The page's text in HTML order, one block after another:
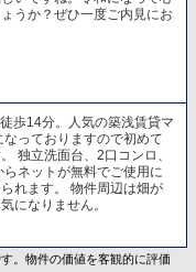
うか？ぜひ一度ご内見にお
歩14分。人気の築浅賃貸マ
っておりますので初めて
独立洗面台、2口コンロ、
ネットが無料でご使用に
れます。 物件周辺は畑が
になりません。
。物件の価値を客観的に評価